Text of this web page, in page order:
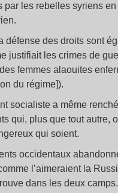
les rebelles syriens
des droits sont
justifiait les crimes de
femmes alaouites
du régime]).
socialiste a même
qui, plus que tout autre,
qui soient.
occidentaux
l’aimeraient la
dans les deux camps.